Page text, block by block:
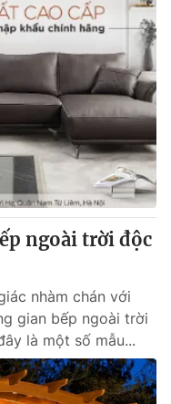
ngoài trời độc
nhàm chán với
gian bếp ngoài trời
là một số mẫu...